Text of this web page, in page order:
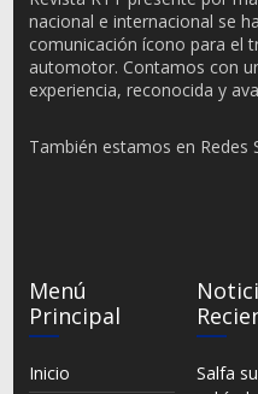
nacional e internacional se
comunicación ícono para el
automotor. Contamos con
experiencia, reconocida y
También estamos en Redes
Menú
Principal
Inicio
Salfa